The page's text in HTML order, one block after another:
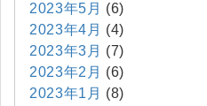
2023年5月 (6)
2023年4月 (4)
2023年3月 (7)
2023年2月 (6)
2023年1月 (8)